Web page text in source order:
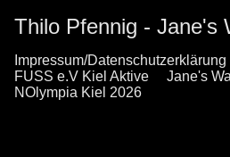
Thilo Pfennig - Jane's
Impressum/Datenschutzerklärung
FUSS e.V Kiel Aktive
Jane's
NOlympia Kiel 2026